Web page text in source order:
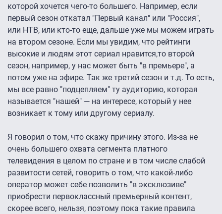
которой хочется чего-то большего. Например, если
первый сезон откатал "Первый канал" или "Россия",
или НТВ, или кто-то еще, дальше уже мы можем играть
на втором сезоне. Если мы увидим, что рейтинги
высокие и людям этот сериал нравится,то второй
сезон, например, у нас может быть "в премьере", а
потом уже на эфире. Так же третий сезон и т.д. То есть,
мы все равно "подцепляем" ту аудиторию, которая
называется "нашей" — на интересе, который у нее
возникает к тому или другому сериалу.
Я говорил о том, что скажу причину этого. Из-за не
очень большего охвата сегмента платного
телевидения в целом по стране и в том числе слабой
развитости сетей, говорить о том, что какой-либо
оператор может себе позволить "в эксклюзиве"
приобрести первоклассный премьерный контент,
скорее всего, нельзя, поэтому пока такие правила